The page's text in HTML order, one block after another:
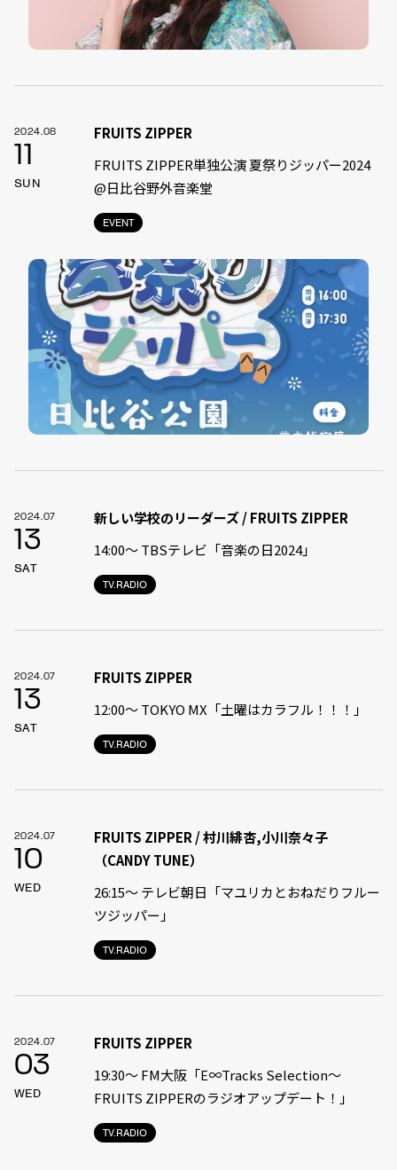
2024.08
11
SUN
EVENT
FRUITS ZIPPER
FRUITS ZIPPER単独公演 夏祭りジッパー2024
@日比谷野外音楽堂
2024.07
13
SAT
TV.RADIO
新しい学校のリーダーズ / FRUITS ZIPPER
14:00〜 TBSテレビ「音楽の日2024」
2024.07
13
SAT
TV.RADIO
FRUITS ZIPPER
12:00〜 TOKYO MX「土曜はカラフル！！！」
2024.07
10
WED
TV.RADIO
FRUITS ZIPPER / 村川緋杏,小川奈々子
（CANDY TUNE）
26:15～ テレビ朝日「マユリカとおねだりフルー
ツジッパー」
2024.07
03
WED
TV.RADIO
FRUITS ZIPPER
19:30〜 FM大阪「E∞Tracks Selection～
FRUITS ZIPPERのラジオアップデート！」